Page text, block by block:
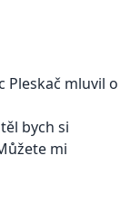
Pleskač mluvil o
bych si
mi